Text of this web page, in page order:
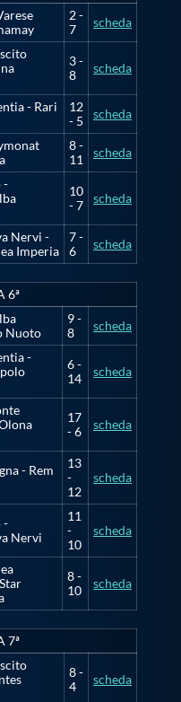
2 -
7
scheda
3 -
8
scheda
- Rari
12
- 5
scheda
8 -
11
scheda
-
10
- 7
scheda
Nervi -
Imperia
7 -
6
scheda
6ª
Nuoto
9 -
8
scheda
-
6 -
14
scheda
17
- 6
scheda
- Rem
13
-
12
scheda
-
Nervi
11
-
10
scheda
8 -
10
scheda
7ª
8 -
4
scheda